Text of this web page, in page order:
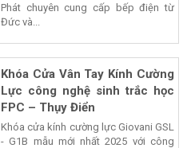
Phát chuyên cung cấp bếp điện từ
Đức và...
Khóa Cửa Vân Tay Kính Cường
Lực công nghệ sinh trắc học
FPC – Thụy Điển
Khóa cửa kính cường lực Giovani GSL
- G1B mẫu mới nhất 2025 với công